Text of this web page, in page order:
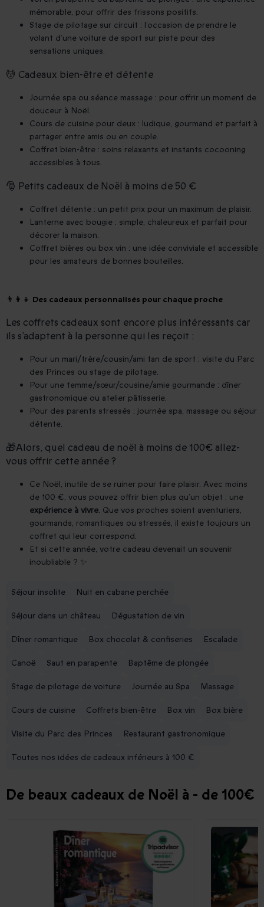
mémorable, pour offrir des frissons positifs.
Stage de pilotage sur circuit : l’occasion de prendre le
volant d’une voiture de sport sur piste pour des
sensations uniques.
💆 Cadeaux bien-être et détente
Journée spa ou séance massage : pour offrir un moment de
douceur à Noël.
Cours de cuisine pour deux : ludique, gourmand et parfait à
partager entre amis ou en couple.
Coffret bien-être : soins relaxants et instants cocooning
accessibles à tous.
🎅 Petits cadeaux de Noël à moins de 50 €
Coffret détente : un petit prix pour un maximum de plaisir.
Lanterne avec bougie : simple, chaleureux et parfait pour
décorer la maison.
Coffret bières ou box vin : une idée conviviale et accessible
pour les amateurs de bonnes bouteilles.
👨‍👩‍👧 Des cadeaux personnalisés pour chaque proche
Les coffrets cadeaux sont encore plus intéressants car
ils s’adaptent à la personne qui les reçoit :
Pour un mari/frère/cousin/ami fan de sport : visite du Parc
des Princes ou stage de pilotage.
Pour une femme/sœur/cousine/amie gourmande : dîner
gastronomique ou atelier pâtisserie.
Pour des parents stressés : journée spa, massage ou séjour
détente.
🎁Alors, quel cadeau de noël à moins de 100€ allez-
vous offrir cette année ?
Ce Noël, inutile de se ruiner pour faire plaisir. Avec moins
de 100 €, vous pouvez offrir bien plus qu’un objet : une
expérience à vivre. Que vos proches soient aventuriers,
gourmands, romantiques ou stressés, il existe toujours un
coffret qui leur correspond.
Et si cette année, votre cadeau devenait un souvenir
inoubliable ? ✨
Séjour insolite Nuit en cabane perchée
Séjour dans un château Dégustation de vin
Dîner romantique Box chocolat & confiseries Escalade
Canoë Saut en parapente Baptême de plongée
Stage de pilotage de voiture Journée au Spa Massage
Cours de cuisine Coffrets bien-être Box vin Box bière
Visite du Parc des Princes Restaurant gastronomique
Toutes nos idées de cadeaux inférieurs à 100 €
De beaux cadeaux de Noël à - de 100€